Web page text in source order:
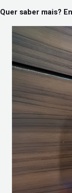
Quer saber mais?